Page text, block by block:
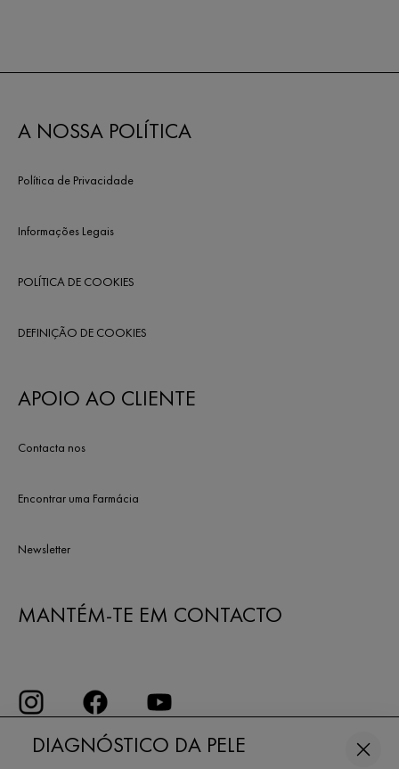
DIAGNÓSTICO DA PELE
A NOSSA POLÍTICA
Política de Privacidade
Informações Legais
POLÍTICA DE COOKIES
DEFINIÇÃO DE COOKIES
APOIO AO CLIENTE
Contacta nos
Encontrar uma Farmácia
Newsletter
MANTÉM-TE EM CONTACTO